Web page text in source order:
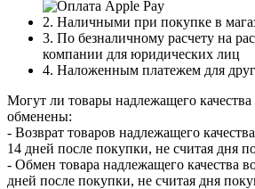
2. Наличными при покупке в
3. По безналичному расчету на
компании для юридических лиц
4. Наложенным платежем для
Могут ли товары надлежащего
обменены:
- Возврат товаров надлежащего
14 дней после покупки, не считая дня
- Обмен товара надлежащего качества
дней после покупки, не считая дня